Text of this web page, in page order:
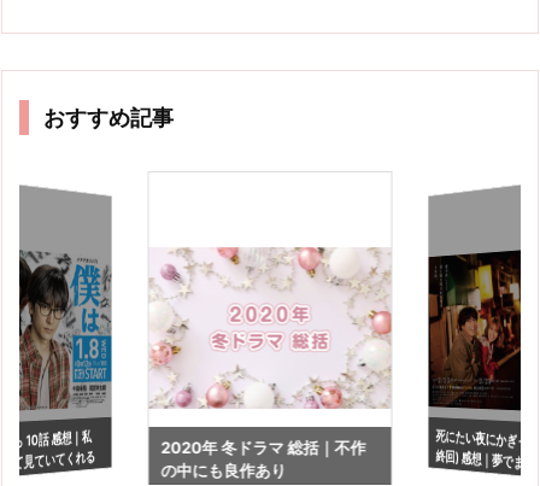
おすすめ記事
ら 10話 感想｜私
て見ていてくれる
2020年 冬ドラマ 総括｜不作
の中にも良作あり
死にたい夜にかぎっ
終回) 感想｜夢でま
ら